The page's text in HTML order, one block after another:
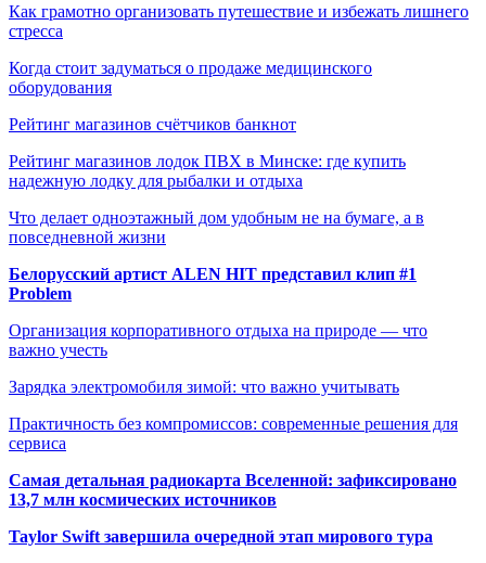
Как грамотно организовать путешествие и избежать лишнего
стресса
Когда стоит задуматься о продаже медицинского
оборудования
Рейтинг магазинов счётчиков банкнот
Рейтинг магазинов лодок ПВХ в Минске: где купить
надежную лодку для рыбалки и отдыха
Что делает одноэтажный дом удобным не на бумаге, а в
повседневной жизни
Белорусский артист ALEN HIT представил клип #1
Problem
Организация корпоративного отдыха на природе — что
важно учесть
Зарядка электромобиля зимой: что важно учитывать
Практичность без компромиссов: современные решения для
сервиса
Самая детальная радиокарта Вселенной: зафиксировано
13,7 млн космических источников
Taylor Swift завершила очередной этап мирового тура